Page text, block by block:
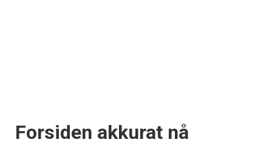
Forsiden akkurat nå